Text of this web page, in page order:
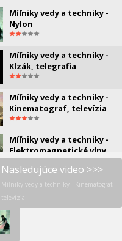
Míľniky vedy a techniky -
Nylon
Míľniky vedy a techniky -
Klzák, telegrafia
Míľniky vedy a techniky -
Kinematograf, televízia
Míľniky vedy a techniky -
Elektromagnetické vlny
Míľniky vedy a techniky -
Míľniky vedy a techniky -
Žiarenie
Nasledujúce video >>>
Míľniky vedy a techniky - Kinematograf,
televízia